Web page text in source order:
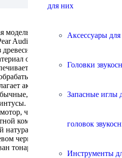
для них
Аксессуары
Головки
Запасные иглы
головок
Инструменты
модель начального уровня в
Audio Blue, оснащенная
балтийской
обработан наилучшим
отличный звук.
наилучшим
акустические свойства,
только визуально
В аппарате установлен
что и у топ-модели
комплектации он
натуральной отделкой, но
черном, или белом цвете.
тонармом Cornet 1.